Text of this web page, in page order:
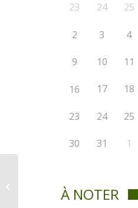
23 24 25
2 3 4
9 10 11
16 17 18
23 24 25
30 31 1
À NOTER
investissent dans le